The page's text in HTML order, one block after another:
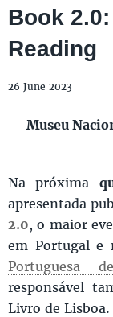
Book
Reading
26 June 2023
Museu
Na próxima
apresentada
2.0, o maior
em Portugal e
Portuguesa
responsável
Livro de Lisboa.